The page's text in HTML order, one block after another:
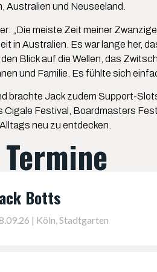
Australien und Neuseeland.
„Die meiste Zeit meiner
in Australien. Es war lange her,
Blick auf die Wellen, das
und Familie. Es fühlte sich
brachte Jack zudem Support-
Cigale Festival, Boardmasters
neu zu entdecken.
Botts
| Köln, Stadtgarten